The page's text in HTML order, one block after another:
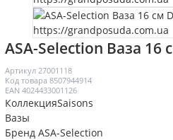
ASA-Selection Ваза 16
Артикул 27001118
Код товара 8507944914
EAN 4024433001126
КоллекцияSaisons
Вазы
Бренд ASA-Selection